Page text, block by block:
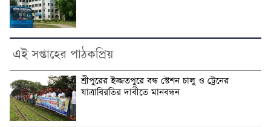
এই সপ্তাহের পাঠকপ্রিয়
শ্রীপুরের ইজ্জতপুরে বন্ধ স্টেশন চালু ও ট্রেনের
যাত্রাবিরতির দাবীতে মানবন্ধন